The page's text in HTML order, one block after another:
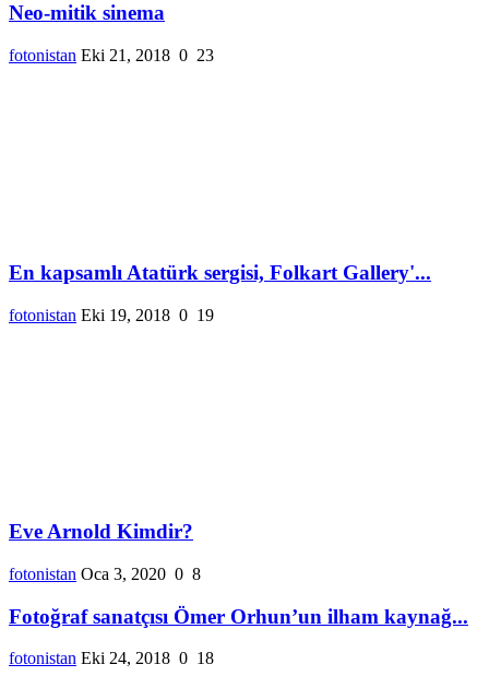
Neo-mitik sinema
fotonistan Eki 21, 2018 0 23
En kapsamlı Atatürk sergisi, Folkart Gallery'...
fotonistan Eki 19, 2018 0 19
Eve Arnold Kimdir?
fotonistan Oca 3, 2020 0 8
Fotoğraf sanatçısı Ömer Orhun’un ilham kaynağ...
fotonistan Eki 24, 2018 0 18